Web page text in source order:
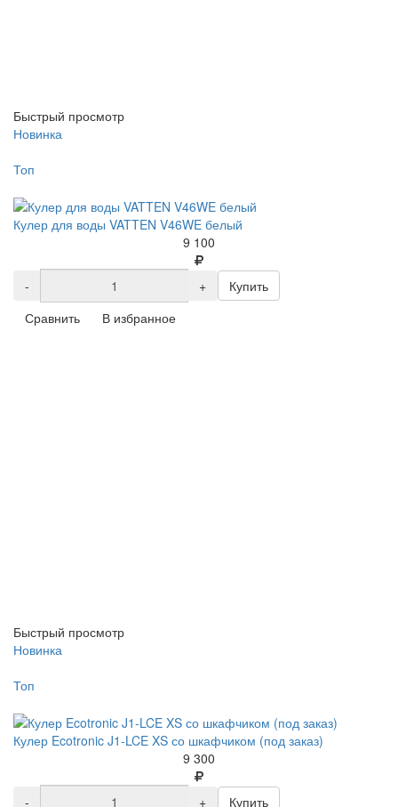
Быстрый просмотр
Новинка
Топ
Кулер для воды VATTEN V46WE белый
9 100
- +
Купить
Сравнить
В избранное
Быстрый просмотр
Новинка
Топ
Кулер Ecotronic J1-LCE XS со шкафчиком (под заказ)
9 300
- + Купить